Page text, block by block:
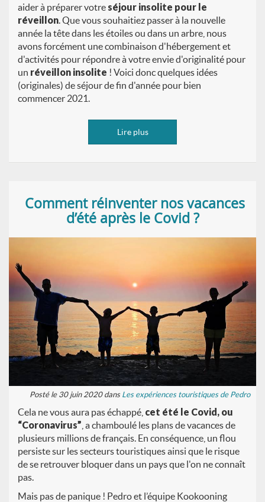
aider à préparer votre séjour insolite pour le
réveillon . Que vous souhaitiez passer à la nouvelle
année la tête dans les étoiles ou dans un arbre, nous
avons forcément une combinaison d'hébergement et
d'activités pour répondre à votre envie d'originalité pour
un réveillon insolite ! Voici donc quelques idées
(originales) de séjour de fin d'année pour bien
commencer 2021.
Lire plus
Comment réinventer nos vacances
d’été après le Covid ?
Posté le 30 juin 2020 dansLes expériences touristiques de Pedro
Cela ne vous aura pas échappé, cet été le Covid, ou
“Coronavirus” , a chamboulé les plans de vacances de
plusieurs millions de français. En conséquence, un flou
persiste sur les secteurs touristiques ainsi que le risque
de se retrouver bloquer dans un pays que l'on ne connaît
pas.
Mais pas de panique ! Pedro et l’équipe Kookooning